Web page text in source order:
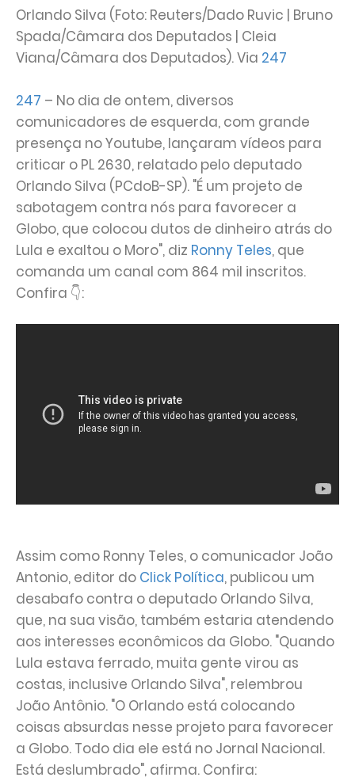
Orlando Silva (Foto: Reuters/Dado Ruvic | Bruno
Spada/Câmara dos Deputados | Cleia
Viana/Câmara dos Deputados). Via 247
247 – No dia de ontem, diversos
comunicadores de esquerda, com grande
presença no Youtube, lançaram vídeos para
criticar o PL 2630, relatado pelo deputado
Orlando Silva (PCdoB-SP). "É um projeto de
sabotagem contra nós para favorecer a
Globo, que colocou dutos de dinheiro atrás do
Lula e exaltou o Moro", diz Ronny Teles, que
comanda um canal com 864 mil inscritos.
Confira 👇:
Assim como Ronny Teles, o comunicador João
Antonio, editor do Click Política, publicou um
desabafo contra o deputado Orlando Silva,
que, na sua visão, também estaria atendendo
aos interesses econômicos da Globo. "Quando
Lula estava ferrado, muita gente virou as
costas, inclusive Orlando Silva", relembrou
João Antônio. "O Orlando está colocando
coisas absurdas nesse projeto para favorecer
a Globo. Todo dia ele está no Jornal Nacional.
Está deslumbrado", afirma. Confira: